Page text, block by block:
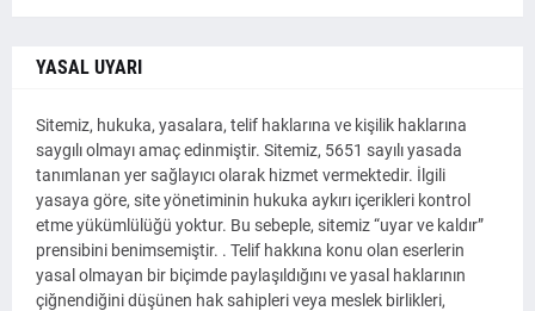
YASAL UYARI
Sitemiz, hukuka, yasalara, telif haklarına ve kişilik haklarına
saygılı olmayı amaç edinmiştir. Sitemiz, 5651 sayılı yasada
tanımlanan yer sağlayıcı olarak hizmet vermektedir. İlgili
yasaya göre, site yönetiminin hukuka aykırı içerikleri kontrol
etme yükümlülüğü yoktur. Bu sebeple, sitemiz “uyar ve kaldır”
prensibini benimsemiştir. . Telif hakkına konu olan eserlerin
yasal olmayan bir biçimde paylaşıldığını ve yasal haklarının
çiğnendiğini düşünen hak sahipleri veya meslek birlikleri,